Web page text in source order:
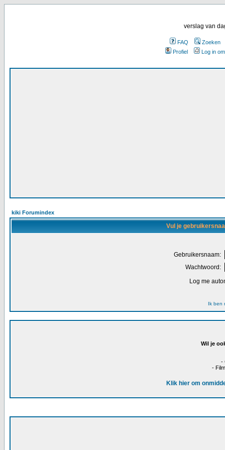
verslag van
FAQ
Zoeken
Profiel
Log in
kiki Forumindex
Vul je
Gebruikersnaam:
Wachtwoord:
Log me
Ik ben
Wil je
-
-
Klik hier om